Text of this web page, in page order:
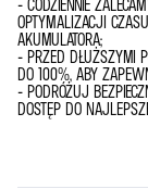
- CODZIENNIE
OPTYMALIZACJI
AKUMULATORA;
- PRZED DŁUŻSZYMI
DO 100%, ABY
- PODRÓŻUJ
DOSTĘP DO